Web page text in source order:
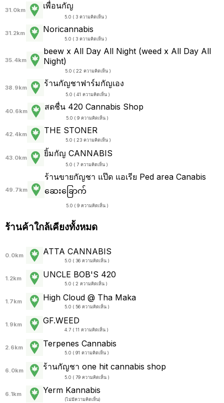
31.0km เพื่อนกัญ
5.0 ( 3 ความคิดเห็น )
31.2km Noricannabis
5.0 ( 3 ความคิดเห็น )
35.4km
beew x All Day All Night (weed x All Day All
Night)
5.0 ( 22 ความคิดเห็น )
38.9km ร้านกัญชาฟาร์มกัญเอง
5.0 ( 41 ความคิดเห็น )
40.6km สดชื่น 420 Cannabis Shop
5.0 ( 9 ความคิดเห็น )
42.4km THE STONER
5.0 ( 23 ความคิดเห็น )
43.0km ยิ้มกัญ CANNABIS
5.0 ( 7 ความคิดเห็น )
49.7km
ร้านขายกัญชา แป๊ด แอเรีย Ped area Canabis
ဆေးခြောက်
5.0 ( 9 ความคิดเห็น )
ร้านค้าใกล้เคียงทั้งหมด
0.0km ATTA CANNABIS
5.0 ( 36 ความคิดเห็น )
1.2km UNCLE BOB'S 420
5.0 ( 2 ความคิดเห็น )
1.7km High Cloud @ Tha Maka
5.0 ( 56 ความคิดเห็น )
1.9km GF.WEED
4.7 ( 11 ความคิดเห็น )
2.6km Terpenes Cannabis
5.0 ( 91 ความคิดเห็น )
6.0km ร้านกัญชา one hit cannabis shop
5.0 ( 79 ความคิดเห็น )
6.1km Yerm Kannabis
(ไม่มีความคิดเห็น)